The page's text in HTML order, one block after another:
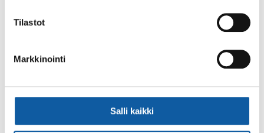
Tilastot
Markkinointi
Salli kaikki
Karttapalvelu Palvelupiste